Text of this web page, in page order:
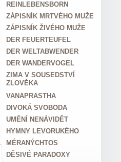
REINLEBENSBORN
ZÁPISNÍK MRTVÉHO MUŽE
ZÁPISNÍK ŽIVÉHO MUŽE
DER FEUERTEUFEL
DER WELTABWENDER
DER WANDERVOGEL
ZIMA V SOUSEDSTVÍ
ZLOVĚKA
VANAPRASTHA
DIVOKÁ SVOBODA
UMĚNÍ NENÁVIDĚT
HYMNY LEVORUKÉHO
MÉRANÝCHTOS
DĚSIVÉ PARADOXY